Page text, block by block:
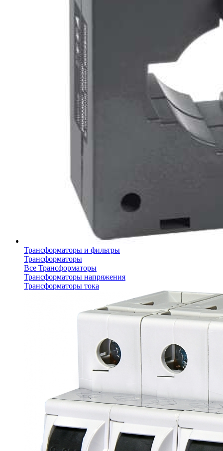
Трансформаторы и фильтры
Трансформаторы
Все Трансформаторы
Трансформаторы напряжения
Трансформаторы тока